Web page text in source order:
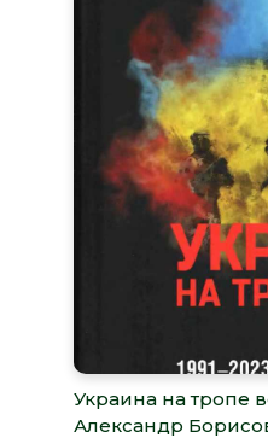
Украина на тропе
Александр